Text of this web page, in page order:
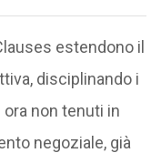
estendono il
disciplinando i
non tenuti in
negoziale, già